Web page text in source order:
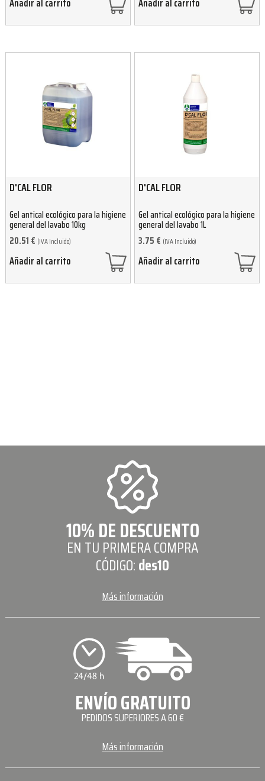
Añadir al carrito Añadir al carrito
D'CAL FLOR
Gel antical ecológico para la higiene
general del lavabo 10kg
20.51 € (IVA Incluido)
Añadir al carrito
D'CAL FLOR
Gel antical ecológico para la higiene
general del lavabo 1L
3.75 € (IVA Incluido)
Añadir al carrito
10% DE DESCUENTO
EN TU PRIMERA COMPRA
CÓDIGO:des10
Más información
ENVÍO GRATUITO
PEDIDOS SUPERIORES A 60 €
Más información